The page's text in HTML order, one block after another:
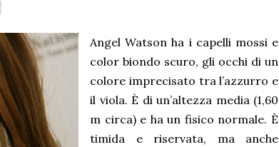
Angel Watson ha i capelli mossi e
color biondo scuro, gli occhi di un
colore imprecisato tra l’azzurro e
il viola. È di un’altezza media (1,60
m circa) e ha un fisico normale. È
timida e riservata, ma anche